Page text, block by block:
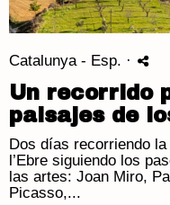
Catalunya - Esp. ·
Un recorrido
paisajes de
Dos días recorriendo
l’Ebre siguiendo los
las artes: Joan Miro,
Picasso,...